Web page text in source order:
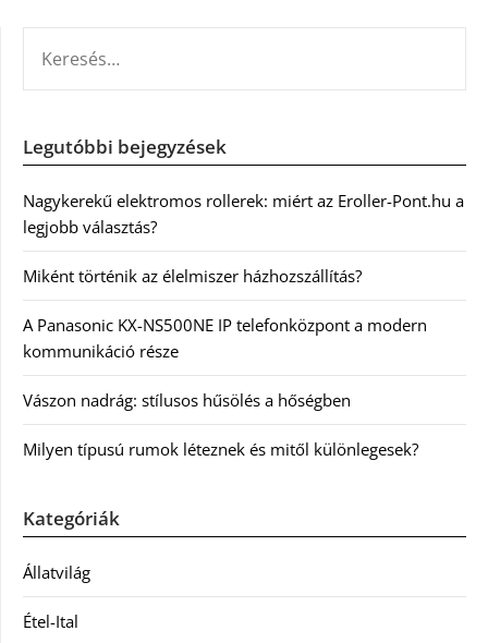
Legutóbbi bejegyzések
Nagykerekű elektromos rollerek: miért az Eroller-Pont.hu a
legjobb választás?
Miként történik az élelmiszer házhozszállítás?
A Panasonic KX-NS500NE IP telefonközpont a modern
kommunikáció része
Vászon nadrág: stílusos hűsölés a hőségben
Milyen típusú rumok léteznek és mitől különlegesek?
Kategóriák
Állatvilág
Étel-Ital